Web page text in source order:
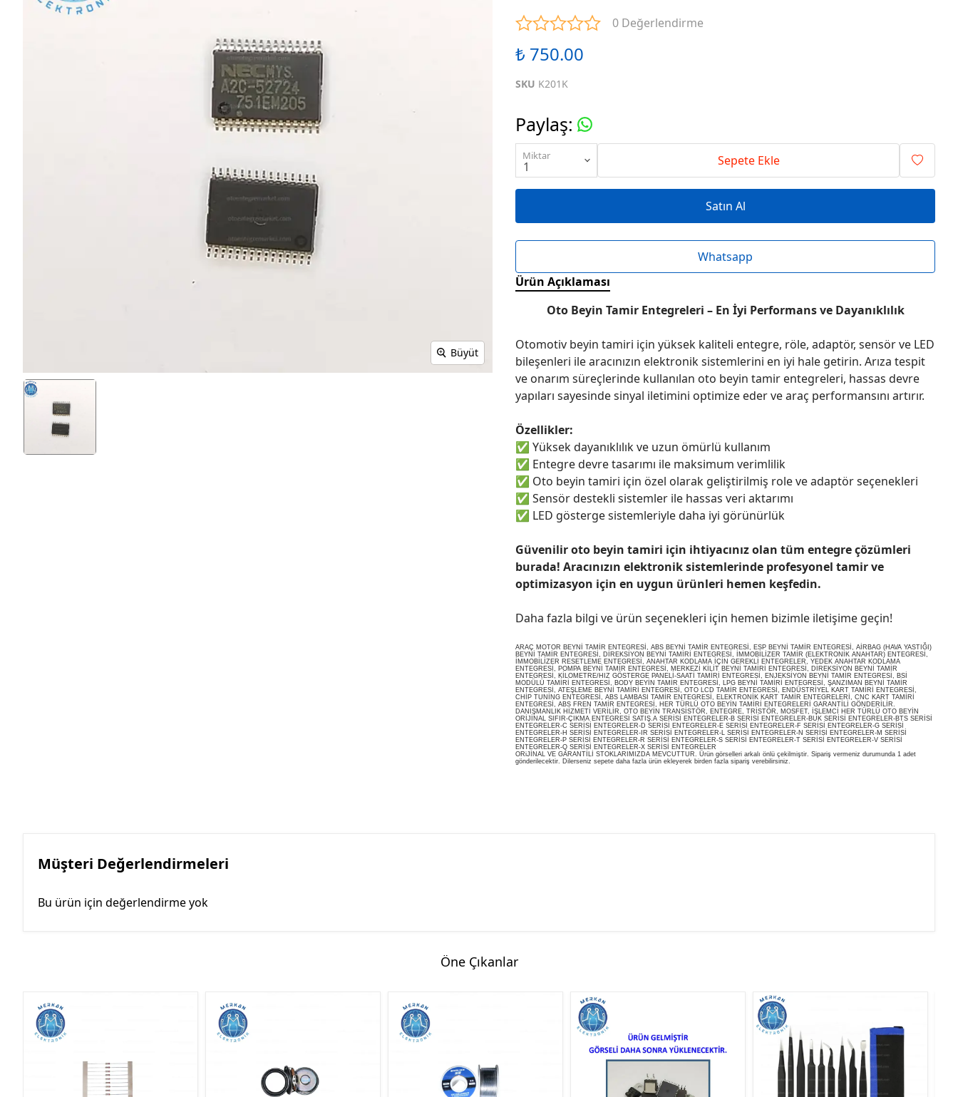
P SERİSİ ENTEGRELER R SERİSİ ENTEGRELER
U SERİSİ ENTEGRELER
KARIŞIK SERİ ENTEGRELER
Büyüt
0 Değerlendirme
₺ 750.00
SKU K201K
Paylaş:
Miktar Sepete Ekle
Satın Al
Whatsapp
Ürün Açıklaması
Oto Beyin Tamir Entegreleri – En İyi Performans ve Dayanıklılık
Otomotiv beyin tamiri için yüksek kaliteli entegre, röle, adaptör, sensör ve LED
bileşenleri ile aracınızın elektronik sistemlerini en iyi hale getirin. Arıza tespit
ve onarım süreçlerinde kullanılan oto beyin tamir entegreleri, hassas devre
yapıları sayesinde sinyal iletimini optimize eder ve araç performansını artırır.
Özellikler:
✅ Yüksek dayanıklılık ve uzun ömürlü kullanım
✅ Entegre devre tasarımı ile maksimum verimlilik
✅ Oto beyin tamiri için özel olarak geliştirilmiş role ve adaptör seçenekleri
✅ Sensör destekli sistemler ile hassas veri aktarımı
✅ LED gösterge sistemleriyle daha iyi görünürlük
Güvenilir oto beyin tamiri için ihtiyacınız olan tüm entegre çözümleri
burada! Aracınızın elektronik sistemlerinde profesyonel tamir ve
optimizasyon için en uygun ürünleri hemen keşfedin.
Daha fazla bilgi ve ürün seçenekleri için hemen bizimle iletişime geçin!
ARAÇ MOTOR BEYNİ TAMİR ENTEGRESİ, ABS BEYNİ TAMİR ENTEGRESİ, ESP BEYNİ TAMİR ENTEGRESİ, AİRBAG (HAVA YASTIĞI)
BEYNİ TAMİR ENTEGRESİ, DİREKSİYON BEYNİ TAMİRİ ENTEGRESİ, İMMOBİLİZER TAMİR (ELEKTRONİK ANAHTAR) ENTEGRESİ,
İMMOBİLİZER RESETLEME ENTEGRESİ, ANAHTAR KODLAMA İÇİN GEREKLİ ENTEGRELER, YEDEK ANAHTAR KODLAMA
ENTEGRESİ, POMPA BEYNİ TAMİR ENTEGRESİ, MERKEZİ KİLİT BEYNİ TAMİRİ ENTEGRESİ, DİREKSİYON BEYNİ TAMİR
ENTEGRESİ, KİLOMETRE/HIZ GÖSTERGE PANELİ-SAATİ TAMİRİ ENTEGRESİ, ENJEKSİYON BEYNİ TAMİR ENTEGRESİ, BSİ
MODÜLÜ TAMİRİ ENTEGRESİ, BODY BEYİN TAMİR ENTEGRESİ, LPG BEYNİ TAMİRİ ENTEGRESİ, ŞANZIMAN BEYNİ TAMİR
ENTEGRESİ, ATEŞLEME BEYNİ TAMİRİ ENTEGRESİ, OTO LCD TAMİR ENTEGRESİ, ENDÜSTRİYEL KART TAMİRİ ENTEGRESİ,
CHİP TUNİNG ENTEGRESİ, ABS LAMBASI TAMİR ENTEGRESİ, ELEKTRONİK KART TAMİR ENTEGRELERİ, CNC KART TAMİRİ
ENTEGRESİ, ABS FREN TAMİR ENTEGRESİ, HER TÜRLÜ OTO BEYİN TAMİRİ ENTEGRELERİ GARANTİLİ GÖNDERİLİR.
DANIŞMANLIK HİZMETİ VERİLİR, OTO BEYİN TRANSİSTÖR, ENTEGRE, TRİSTÖR, MOSFET, İŞLEMCİ HER TÜRLÜ OTO BEYİN
ORİJİNAL SIFIR-ÇIKMA ENTEGRESİ SATIŞ.A SERİSİ ENTEGRELER-B SERİSİ ENTEGRELER-BUK SERİSİ ENTEGRELER-BTS SERİSİ
ENTEGRELER-C SERİSİ ENTEGRELER-D SERİSİ ENTEGRELER-E SERİSİ ENTEGRELER-F SERİSİ ENTEGRELER-G SERİSİ
ENTEGRELER-H SERİSİ ENTEGRELER-IR SERİSİ ENTEGRELER-L SERİSİ ENTEGRELER-N SERİSİ ENTEGRELER-M SERİSİ
ENTEGRELER-P SERİSİ ENTEGRELER-R SERİSİ ENTEGRELER-S SERİSİ ENTEGRELER-T SERİSİ ENTEGRELER-V SERİSİ
ENTEGRELER-Q SERİSİ ENTEGRELER-X SERİSİ ENTEGRELER
ORiJİNAL VE GARANTİLİ STOKLARIMIZDA MEVCUTTUR. Ürün görselleri arkalı önlü çekilmiştir. Sipariş vermeniz durumunda 1 adet
gönderilecektir. Dilerseniz sepete daha fazla ürün ekleyerek birden fazla sipariş verebilirsiniz.
Müşteri Değerlendirmeleri
Bu ürün için değerlendirme yok
Öne Çıkanlar